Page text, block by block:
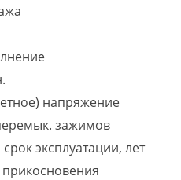
напряжение
зажимов
эксплуатации, лет